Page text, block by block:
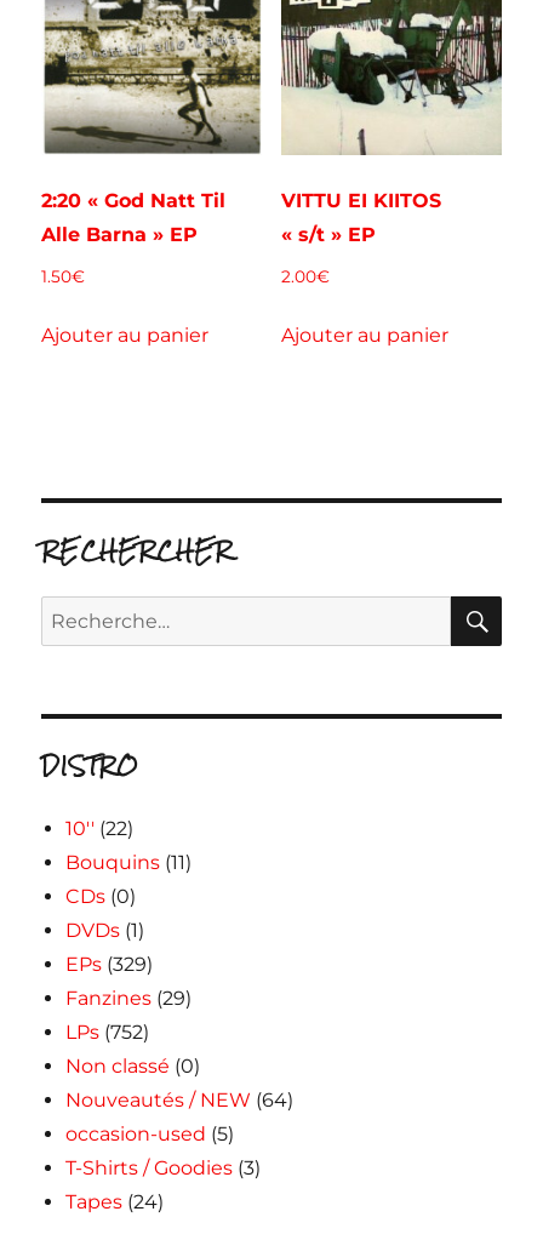
2:20 « God Natt Til
Alle Barna » EP
1.50€
Ajouter au panier
VITTU EI KIITOS
« s/t » EP
2.00€
Ajouter au panier
RECHERCHER
Recherche
pour :
DISTRO
10'' (22)
Bouquins (11)
CDs (0)
DVDs (1)
EPs (329)
Fanzines (29)
LPs (752)
Non classé (0)
Nouveautés / NEW (64)
occasion-used (5)
T-Shirts / Goodies (3)
Tapes (24)